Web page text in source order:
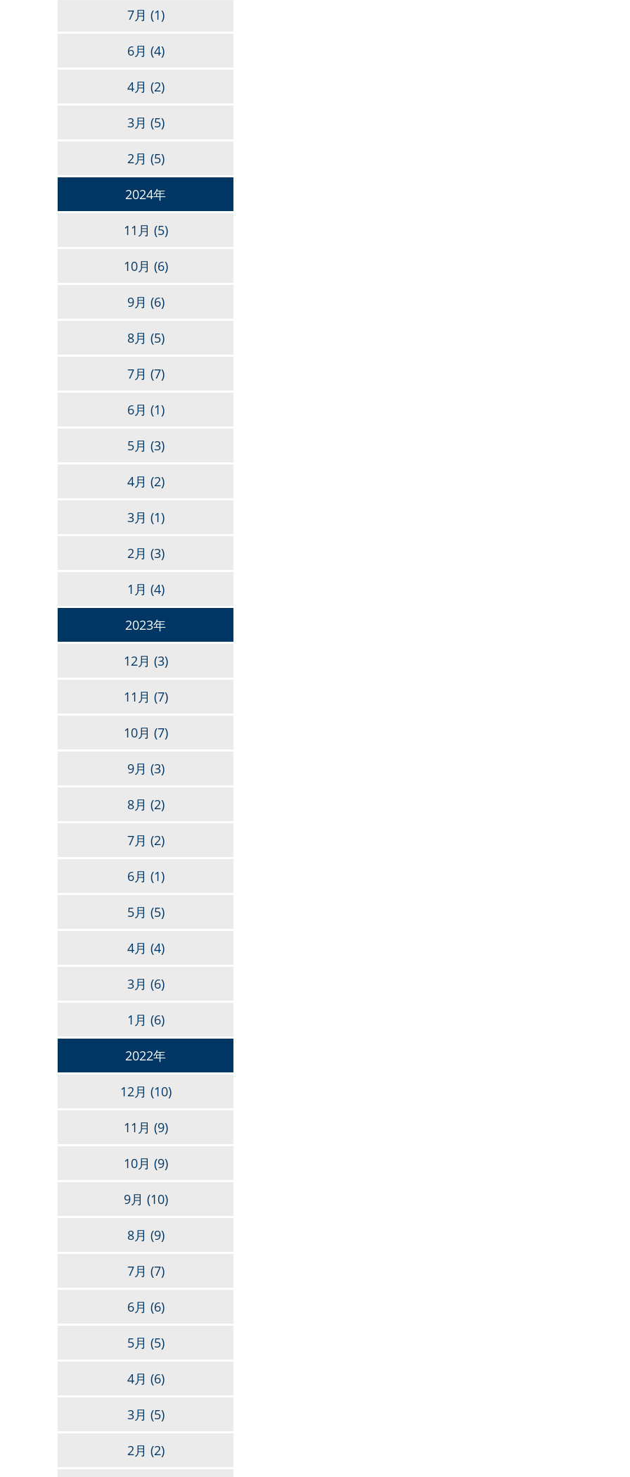
7月 (1)
6月 (4)
4月 (2)
3月 (5)
2月 (5)
2024年
11月 (5)
10月 (6)
9月 (6)
8月 (5)
7月 (7)
6月 (1)
5月 (3)
4月 (2)
3月 (1)
2月 (3)
1月 (4)
2023年
12月 (3)
11月 (7)
10月 (7)
9月 (3)
8月 (2)
7月 (2)
6月 (1)
5月 (5)
4月 (4)
3月 (6)
1月 (6)
2022年
12月 (10)
11月 (9)
10月 (9)
9月 (10)
8月 (9)
7月 (7)
6月 (6)
5月 (5)
4月 (6)
3月 (5)
2月 (2)